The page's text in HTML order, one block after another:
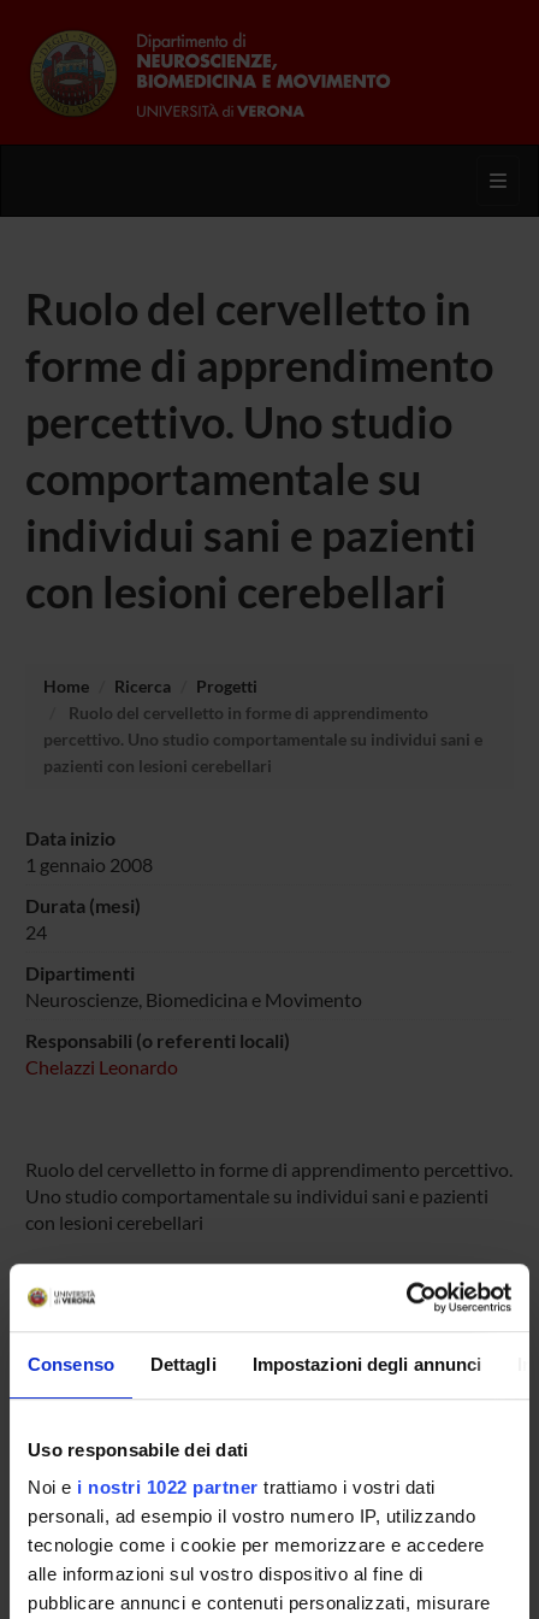
Consenso Dettagli Impostazioni degli annunci
Uso responsabile dei dati
Noi e i nostri 1022 partner trattiamo i vostri dati
personali, ad esempio il vostro numero IP, utilizzando
tecnologie come i cookie per memorizzare e accedere
alle informazioni sul vostro dispositivo al fine di
pubblicare annunci e contenuti personalizzati, misurare
Ruolo del cervelletto in
forme di apprendimento
percettivo. Uno studio
comportamentale su
individui sani e pazienti
con lesioni cerebellari
Home Ricerca
Progetti
Ruolo del cervelletto in forme di apprendimento
percettivo. Uno studio comportamentale su individui sani e
pazienti con lesioni cerebellari
Data inizio
1 gennaio 2008
Durata (mesi)
24
Dipartimenti
Neuroscienze, Biomedicina e Movimento
Responsabili (o referenti locali)
Chelazzi Leonardo
Ruolo del cervelletto in forme di apprendimento percettivo.
Uno studio comportamentale su individui sani e pazienti
con lesioni cerebellari
PARTECIPANTI AL PROGETTO
Professore ordinario
Antonio Fiaschi
Ashkan Golzar
Michele Tinazzi
Professore ordinario